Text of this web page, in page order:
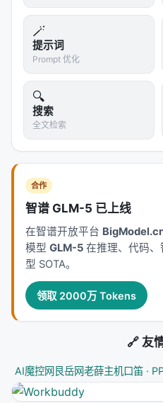
经过极度压缩的符号输入
世界的丰富性，但它无法接
这种工具化带来了几个实
第一，上下文断裂。模型在
存在感。每次调用都是一
来，读一段文字，回答，
一次诞生，另一次死亡。
第二，行动约束。
在巨大鸿沟。它可能诊断出
文本，等外部系统解析、
失了精度，引入了延迟，创
第三，反馈缺失。模型执行
结果。它让 Agent 写了一
码是否编译通过。它让
不知道返回了什么。除非
这些不是技术 bug。它们
🪄
提示词
Prompt 优化
🔍
搜索
全文检索
合作
智谱 GLM-5 已上线
在智谱开放平台
模型 GLM-5 在推理、代码
型 SOTA。
领取 2000万 Tokens
🔗 友
AI魔控网 艮岳网老薛主机口笛 ·